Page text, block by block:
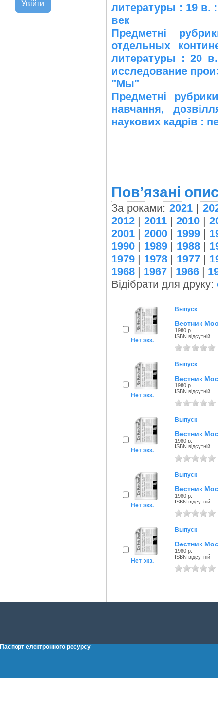
литературы : 19 в.
век
Предметні
отдельных
литературы : 20
исследование
"Мы"
Предметні
навчання,
наукових кадрів :
Пов’язані
За роками: 2021|
2012| 2011|2010 |
2001| 2000| 1999 |
1990| 1989| 1988 |
1979| 1978| 1977 |
1968| 1967| 1966|
Відібрати для друку:
Нет экз.
Выпуск
Вестник
1980 р.
ISBN відсутній
Нет экз.
Выпуск
Вестник
1980 р.
ISBN відсутній
Нет экз.
Выпуск
Вестник
1980 р.
ISBN відсутній
Нет экз.
Выпуск
Вестник
1980 р.
ISBN відсутній
Нет экз.
Выпуск
Вестник
1980 р.
ISBN відсутній
Паспорт електронного ресурсу